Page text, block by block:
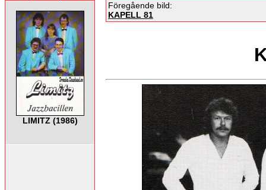
LIMITZ (1986)
Föregående bild:
KAPELL 81